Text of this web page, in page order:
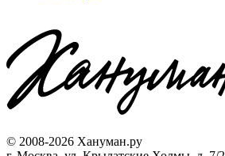
© 2008-2026 Хануман.ру